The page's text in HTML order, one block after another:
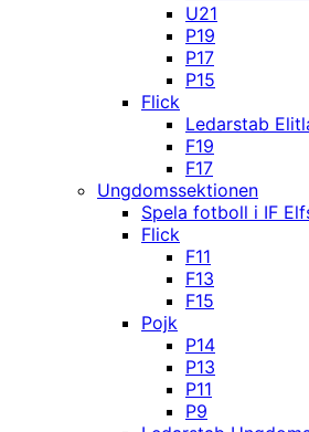
U21
P19
P17
P15
Flick
Ledarstab
F19
F17
Ungdomssektionen
Spela fotboll i IF
Flick
F11
F13
F15
Pojk
P14
P13
P11
P9